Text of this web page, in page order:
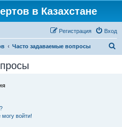
в Казахстане
Вход
Регистрация
Часто задаваемые вопросы
могу войти!